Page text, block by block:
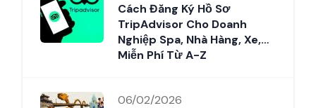
Cách Đăng Ký Hồ Sơ
TripAdvisor Cho Doanh
Nghiệp Spa, Nhà Hàng, Xe,…
Miễn Phí Từ A-Z
06/02/2026